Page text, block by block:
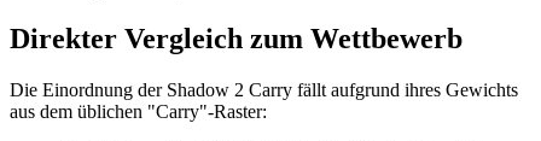
Direkter Vergleich zum Wettbewerb
Die Einordnung der Shadow 2 Carry fällt aufgrund ihres Gewichts
aus dem üblichen "Carry"-Raster: